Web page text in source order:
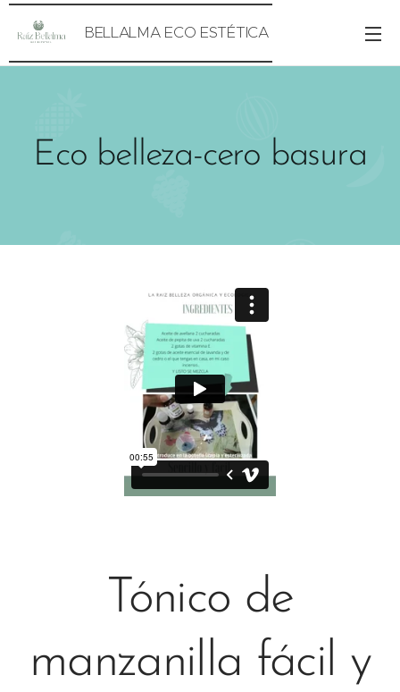
BELLALMA ECO ESTÉTICA
Eco belleza-cero basura
Tónico de
manzanilla fácil y